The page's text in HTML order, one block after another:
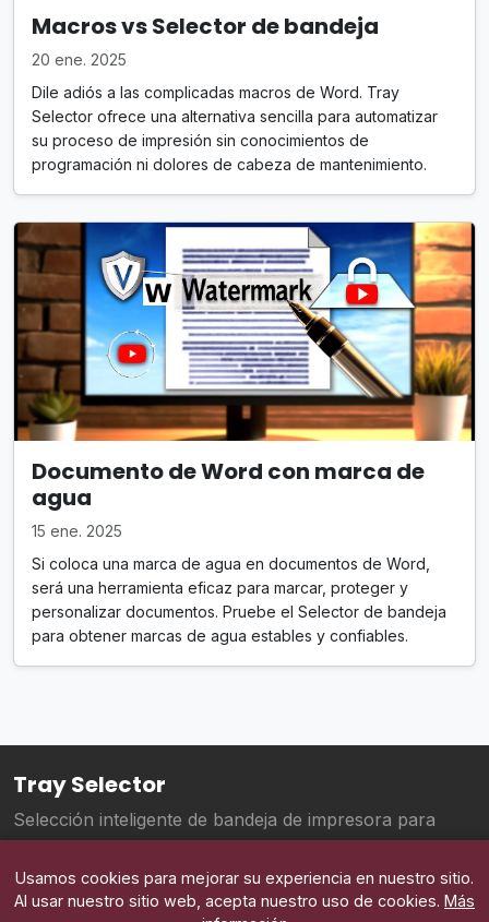
Macros vs Selector de bandeja
20 ene. 2025
Dile adiós a las complicadas macros de Word. Tray
Selector ofrece una alternativa sencilla para automatizar
su proceso de impresión sin conocimientos de
programación ni dolores de cabeza de mantenimiento.
Documento de Word con marca de
agua
15 ene. 2025
Si coloca una marca de agua en documentos de Word,
será una herramienta eficaz para marcar, proteger y
personalizar documentos. Pruebe el Selector de bandeja
para obtener marcas de agua estables y confiables.
Tray Selector
Selección inteligente de bandeja de impresora para
Microsoft Word
© 2025 Tray Selector. Todos los derechos reservados.
Ahorrando tiempo y dinero a los bufetes de abogados, un clic a
Usamos cookies para mejorar su experiencia en nuestro sitio.
Al usar nuestro sitio web, acepta nuestro uso de cookies. Más